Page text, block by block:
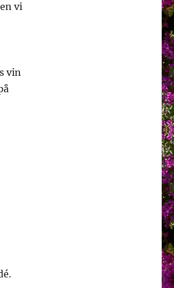
vi
vin